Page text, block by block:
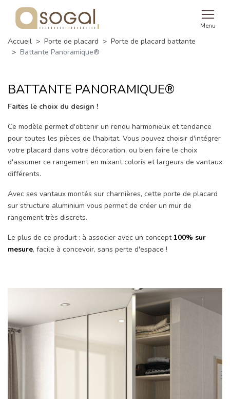
Menu
Accueil Porte de placard
Porte de placard battante
Battante Panoramique®
BATTANTE PANORAMIQUE®
Faites le choix du design !
Ce modèle permet d'obtenir un rendu harmonieux et tendance
pour toutes les pièces de l'habitat. Vous pouvez choisir d'intégrer
votre placard dans votre décoration, ou bien faire le choix
d'assumer ce rangement en mixant coloris et largeurs de vantaux
différents.
Avec ses vantaux montés sur charnières, cette porte de placard
sur structure aluminium vous permet de créer un mur de
rangement très discrets.
Le plus de ce produit : à associer avec un concept 100% sur
mesure, facile à concevoir, sans perte d'espace !